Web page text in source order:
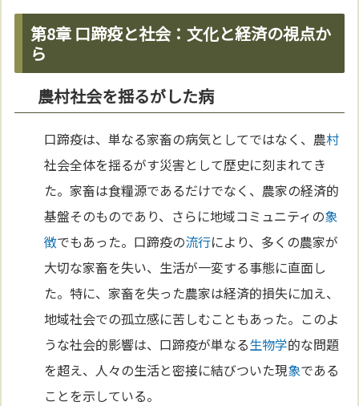
第8章 口蹄疫と社会：文化と経済の視点か
ら
農村社会を揺るがした病
口蹄疫は、単なる家畜の病気としてではなく、農村
社会全体を揺るがす災害として歴史に刻まれてき
た。家畜は食糧源であるだけでなく、農家の経済的
基盤そのものであり、さらに地域コミュニティの象
徴でもあった。口蹄疫の流行により、多くの農家が
大切な家畜を失い、生活が一変する事態に直面し
た。特に、家畜を失った農家は経済的損失に加え、
地域社会での孤立感に苦しむこともあった。このよ
うな社会的影響は、口蹄疫が単なる生物学的な問題
を超え、人々の生活と密接に結びついた現象である
ことを示している。